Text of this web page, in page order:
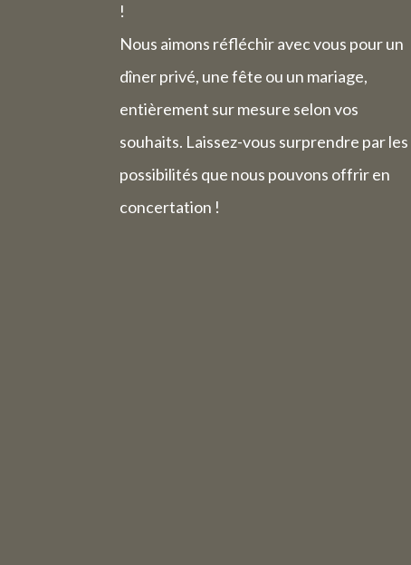
!
Nous aimons réfléchir avec vous pour un
dîner privé, une fête ou un mariage,
entièrement sur mesure selon vos
souhaits. Laissez-vous surprendre par les
possibilités que nous pouvons offrir en
concertation !